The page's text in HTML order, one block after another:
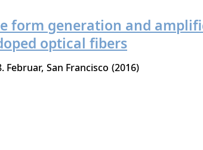
form generation and
optical fibers
Februar San Francisco 2016